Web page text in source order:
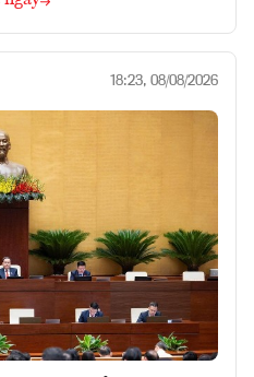
18:23, 08/08/2026